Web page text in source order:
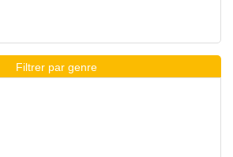
Filtrer par genre